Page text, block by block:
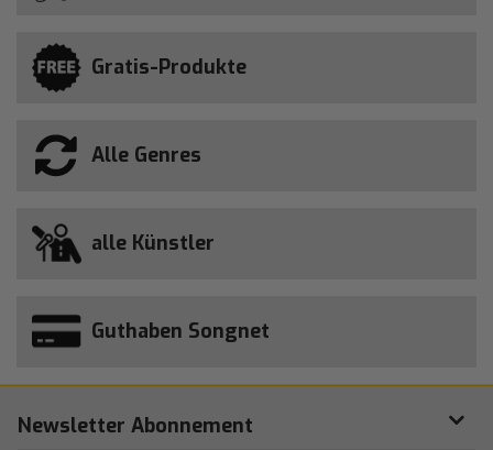
Gratis-Produkte
Alle Genres
alle Künstler
Guthaben Songnet
Newsletter Abonnement